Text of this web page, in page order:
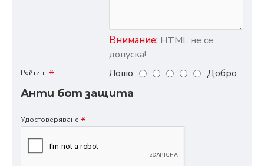
Внимание: HTML не се
допуска!
Рейтинг Лошо
Добро
Анти бот защита
Удостоверяване